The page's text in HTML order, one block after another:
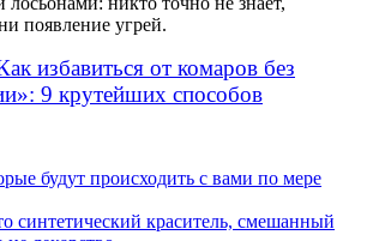
появление угрей.
избавиться от комаров без
9 крутейших способов
будут происходить c вами по мере
синтетический краситель, смешанный